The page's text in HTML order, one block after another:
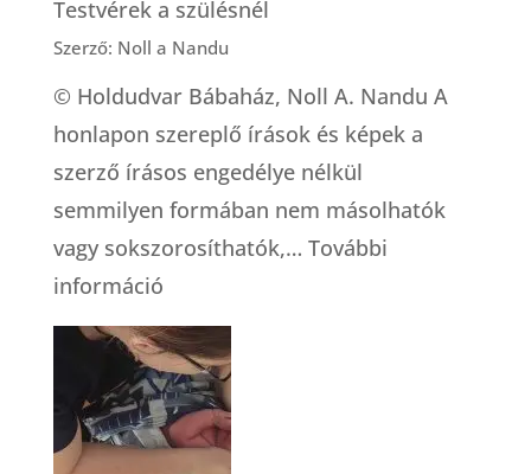
Testvérek a szülésnél
Szerző: Noll a Nandu
© Holdudvar Bábaház, Noll A. Nandu A
honlapon szereplő írások és képek a
szerző írásos engedélye nélkül
semmilyen formában nem másolhatók
vagy sokszorosíthatók,… További
információ:
Testvérek
a
szülésnél